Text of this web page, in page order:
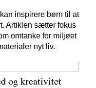
inspirere børn til at
Artiklen sætter fokus
omtanke for miljøet
nyt liv.
og kreativitet